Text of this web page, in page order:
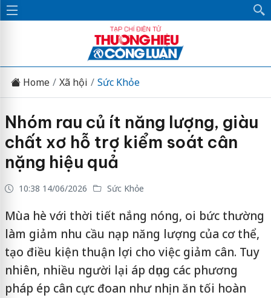
Home Xã hội Sức Khỏe
Nhóm rau củ ít năng lượng, giàu
chất xơ hỗ trợ kiểm soát cân
nặng hiệu quả
10:38 14/06/2026 Sức Khỏe
Mùa hè với thời tiết nắng nóng, oi bức thường
làm giảm nhu cầu nạp năng lượng của cơ thể,
tạo điều kiện thuận lợi cho việc giảm cân. Tuy
nhiên, nhiều người lại áp dụng các phương
pháp ép cân cực đoan như nhịn ăn tối hoàn